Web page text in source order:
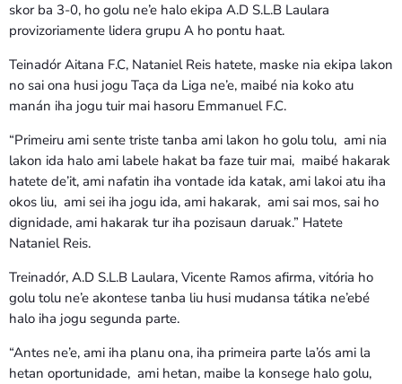
skor ba 3-0, ho golu ne’e halo ekipa A.D S.L.B Laulara
provizoriamente lidera grupu A ho pontu haat.
Teinadór Aitana F.C, Nataniel Reis hatete, maske nia ekipa lakon
no sai ona husi jogu Taҫa da Liga ne’e, maibé nia koko atu
manán iha jogu tuir mai hasoru Emmanuel F.C.
“Primeiru ami sente triste tanba ami lakon ho golu tolu, ami nia
lakon ida halo ami labele hakat ba faze tuir mai, maibé hakarak
hatete de’it, ami nafatin iha vontade ida katak, ami lakoi atu iha
okos liu, ami sei iha jogu ida, ami hakarak, ami sai mos, sai ho
dignidade, ami hakarak tur iha pozisaun daruak.” Hatete
Nataniel Reis.
Treinadór, A.D S.L.B Laulara, Vicente Ramos afirma, vitória ho
golu tolu ne’e akontese tanba liu husi mudansa tátika ne’ebé
halo iha jogu segunda parte.
“Antes ne’e, ami iha planu ona, iha primeira parte la’ós ami la
hetan oportunidade, ami hetan, maibe la konsege halo golu,